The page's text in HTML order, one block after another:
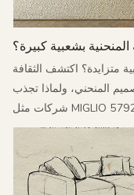
بشعبية كبيرة؟
متزايدة؟ اكتشف الثقافة
المنحني، ولماذا تجذب